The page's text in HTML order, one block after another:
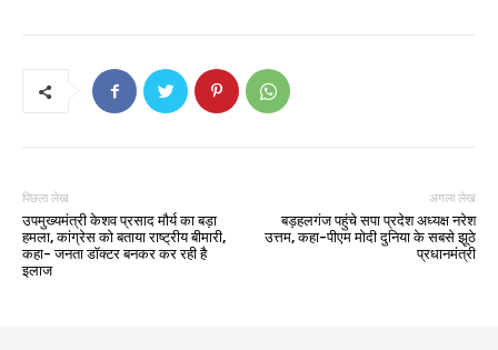
पिछला लेख
उपमुख्यमंत्री केशव प्रसाद मौर्य का बड़ा
हमला, कांग्रेस को बताया राष्ट्रीय बीमारी,
कहा- जनता डॉक्टर बनकर कर रही है
इलाज
अगला लेख
बड़हलगंज पहुंचे सपा प्रदेश अध्यक्ष नरेश
उत्तम, कहा-पीएम मोदी दुनिया के सबसे झूठे
प्रधानमंत्री